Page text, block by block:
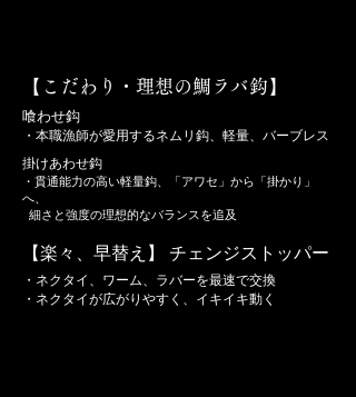
【 こだわり・理想の鯛ラバ鈎 】
喰わせ鈎
・本職漁師が愛用するネムリ鈎、軽量、バーブレス
掛けあわせ鈎
・貫通能力の高い軽量鈎、「アワセ」から「掛かり」
へ、
細さと強度の理想的なバランスを追及
【楽々、早替え】 チェンジストッパー
・ネクタイ、ワーム、ラバーを最速で交換
・ネクタイが広がりやすく、イキイキ動く